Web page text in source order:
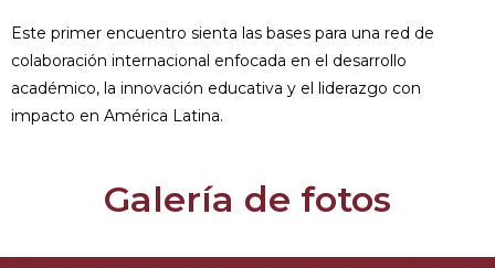
Este primer encuentro sienta las bases para una red de
colaboración internacional enfocada en el desarrollo
académico, la innovación educativa y el liderazgo con
impacto en América Latina.
Galería de fotos